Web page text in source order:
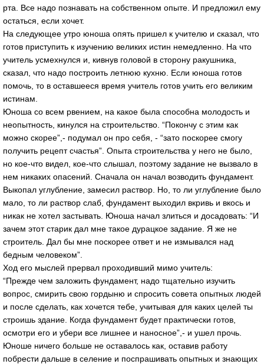
рта. Все надо познавать на собственном опыте. И предложил ему
остаться, если хочет.
На следующее утро юноша опять пришел к учителю и сказал, что
готов приступить к изучению великих истин немедленно. На что
учитель усмехнулся и, кивнув головой в сторону ракушника,
сказал, что надо построить летнюю кухню. Если юноша готов
помочь, то в оставшееся время учитель готов учить его великим
истинам.
Юноша со всем рвением, на какое была способна молодость и
неопытность, кинулся на строительство. “Покончу с этим как
можно скорее”,- подумал он про себя, - “зато поскорее смогу
получить рецепт счастья”. Опыта строительства у него не было,
но кое-что видел, кое-что слышал, поэтому задание не вызвало в
нем никаких опасений. Сначала он начал возводить фундамент.
Выкопал углубление, замесил раствор. Но, то ли углубление было
мало, то ли раствор слаб, фундамент выходил вкривь и вкось и
никак не хотел застывать. Юноша начал злиться и досадовать: “И
зачем этот старик дал мне такое дурацкое задание. Я же не
строитель. Дал бы мне поскорее ответ и не измывался над
бедным человеком”.
Ход его мыслей прервал проходивший мимо учитель:
“Прежде чем заложить фундамент, надо тщательно изучить
вопрос, смирить свою гордыню и спросить совета опытных людей
и после сделать, как хочется тебе, учитывая для каких целей ты
строишь здание. Когда фундамент будет практически готов,
осмотри его и убери все лишнее и наносное”,- и ушел прочь.
Юноше ничего больше не оставалось как, оставив работу
побрести дальше в селение и поспрашивать опытных и знающих